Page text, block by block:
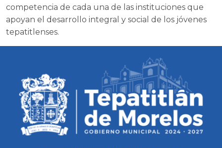
competencia de cada una de las instituciones que
apoyan el desarrollo integral y social de los jóvenes
tepatitlenses.